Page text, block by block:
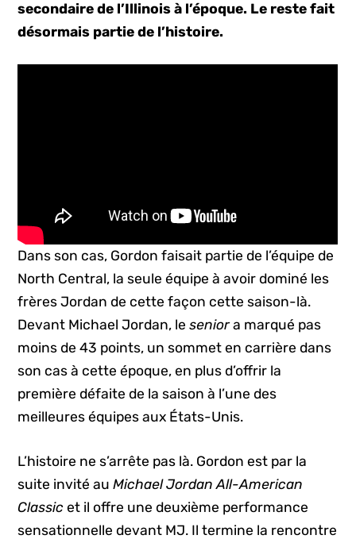
secondaire de l’Illinois à l’époque. Le reste fait
désormais partie de l’histoire.
Dans son cas, Gordon faisait partie de l’équipe de
North Central, la seule équipe à avoir dominé les
frères Jordan de cette façon cette saison-là.
Devant Michael Jordan, leseniora marqué pas
moins de 43 points, un sommet en carrière dans
son cas à cette époque, en plus d’offrir la
première défaite de la saison à l’une des
meilleures équipes aux États-Unis.
L’histoire ne s’arrête pas là. Gordon est par la
suite invité auMichael Jordan All-American
Classicet il offre une deuxième performance
sensationnelle devant MJ. Il termine la rencontre